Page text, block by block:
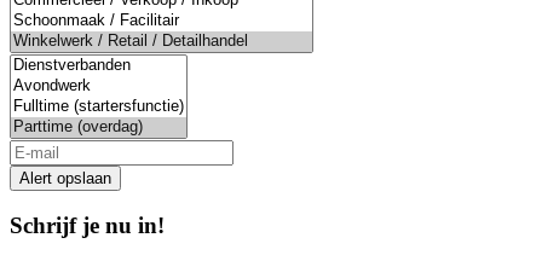
Alert opslaan
Schrijf je nu in!